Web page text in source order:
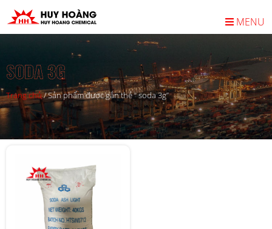
MENU
SODA 3G
Trang chủ/Sản phẩm được gắn thẻ “ soda 3g”